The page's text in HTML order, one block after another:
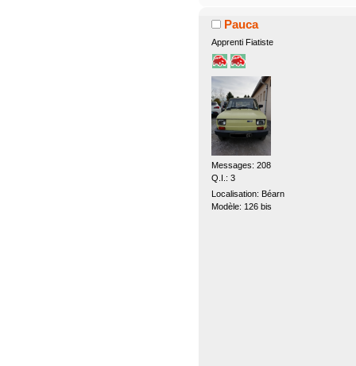
Pauca
Apprenti Fiatiste
Messages: 208
Q.I.: 3
Localisation: Béarn
Modèle: 126 bis